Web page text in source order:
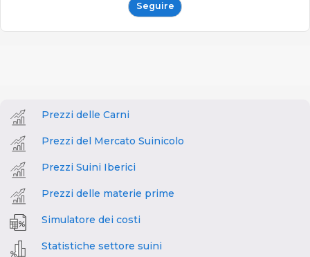
Seguire
Prezzi delle Carni
Prezzi del Mercato Suinicolo
Prezzi Suini Iberici
Prezzi delle materie prime
Simulatore dei costi
Statistiche settore suini